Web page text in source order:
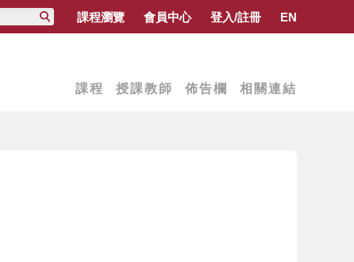
課程瀏覽 會員中心 登入/註冊 EN
課程 授課教師 佈告欄 相關連結